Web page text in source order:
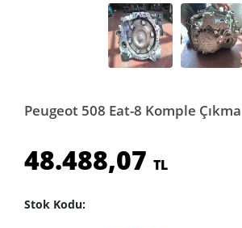
Peugeot 508 Eat-8 Komple
48.488,07 TL
Stok Kodu: